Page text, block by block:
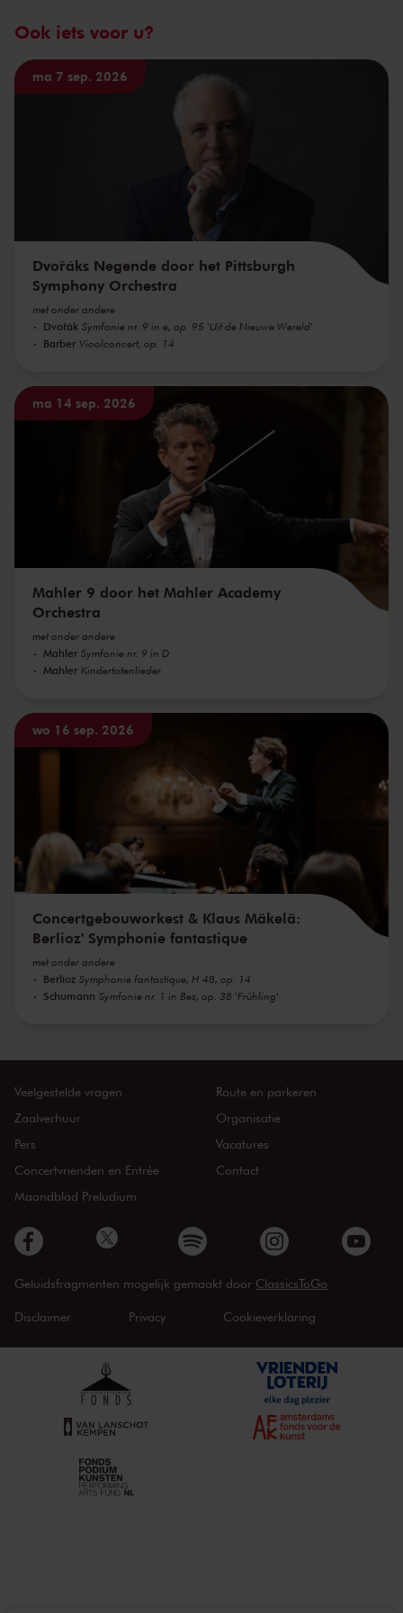
Ook iets voor u?
ma 7 sep. 2026
Dvořáks Negende door het Pittsburgh
Symphony Orchestra
met onder andere
Dvořák Symfonie nr. 9 in e, op. 95 'Uit de Nieuwe Wereld'
Barber Vioolconcert, op. 14
ma 14 sep. 2026
Mahler 9 door het Mahler Academy
Orchestra
met onder andere
Mahler Symfonie nr. 9 in D
Mahler Kindertotenlieder
wo 16 sep. 2026
Concertgebouworkest & Klaus Mäkelä:
Berlioz' Symphonie fantastique
met onder andere
Berlioz Symphonie fantastique, H 48, op. 14
Schumann Symfonie nr. 1 in Bes, op. 38 'Frühling'
Veelgestelde vragen
Zaalverhuur
Pers
Concertvrienden en Entrée
Maandblad Preludium
Route en parkeren
Organisatie
Vacatures
Contact
Geluidsfragmenten mogelijk gemaakt door ClassicsToGo
Disclaimer Privacy Cookieverklaring